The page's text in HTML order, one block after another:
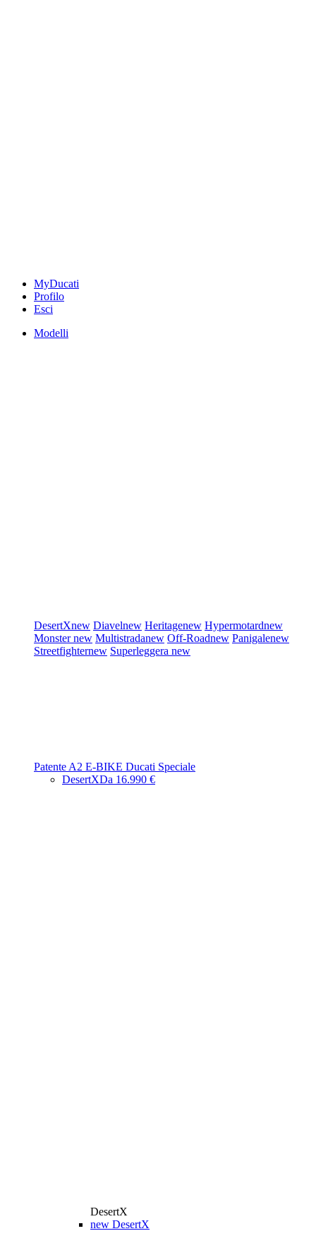
MyDucati
Profilo
Esci
Modelli
DesertXnew Diavelnew Heritagenew Hypermotardnew
Monsternew Multistradanew Off-Roadnew Panigalenew
Streetfighternew Superleggera new
Patente A2 E-BIKE Ducati Speciale
DesertXDa 16.990 €
DesertX
new DesertX